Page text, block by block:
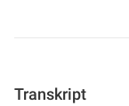
Transkript